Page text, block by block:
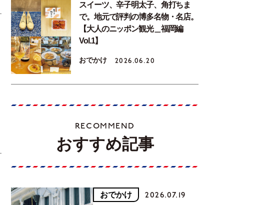
スイーツ、辛子明太子、角打ちま
で。地元で評判の博多名物・名店。
【大人のニッポン観光＿福岡編
Vol.1】
おでかけ 2026.06.20
RECOMMEND
おすすめ記事
おでかけ 2026.07.19